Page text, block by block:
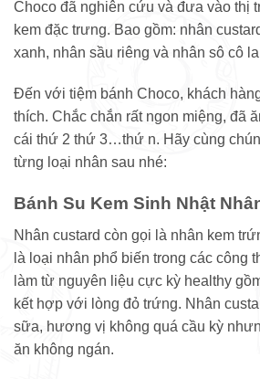
Choco đã nghiên cứu và đưa vào thị
kem đặc trưng. Bao gồm: nhân
xanh, nhân sầu riêng và nhân sô cô
Đến với tiệm bánh Choco, khách
thích. Chắc chắn rất ngon miệng, đã
cái thứ 2 thứ 3…thứ n. Hãy cùng
từng loại nhân sau nhé:
Bánh Su Kem Sinh Nhật
Nhân custard còn gọi là nhân kem
là loại nhân phổ biến trong các công
làm từ nguyên liệu cực kỳ healthy
kết hợp với lòng đỏ trứng. Nhân
sữa, hương vị không quá cầu kỳ
ăn không ngán.